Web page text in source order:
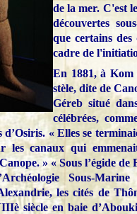
de la mer. C'est
découvertes
que certains des
cadre de
En 1881, à Kom
stèle, dite de
Géreb situé
célébrées,
d’Osiris. « Elles se
les canaux qui
»« Sous l’égide
Sous-
les cités de
siècle en baie